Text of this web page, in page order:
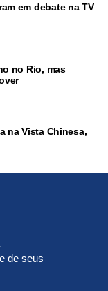
em debate na TV
no Rio, mas
na Vista Chinesa,
de seus